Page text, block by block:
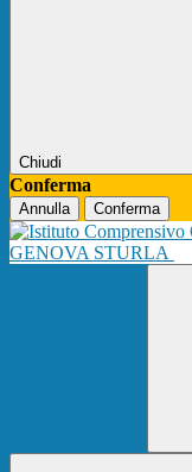
Chiudi
Conferma
Annulla Conferma
GENOVA STURLA